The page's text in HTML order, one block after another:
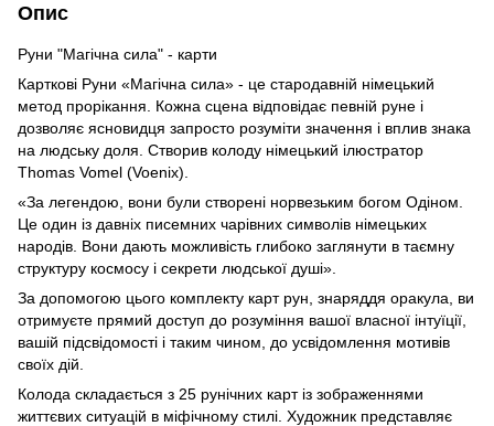
Опис
Руни "Магічна сила" - карти
Карткові Руни «Магічна сила» - це стародавній німецький
метод прорікання. Кожна сцена відповідає певній руне і
дозволяє ясновидця запросто розуміти значення і вплив знака
на людську доля. Створив колоду німецький ілюстратор
Thomas Vomel (Voenix).
«За легендою, вони були створені норвезьким богом Одіном.
Це один із давніх писемних чарівних символів німецьких
народів. Вони дають можливість глибоко заглянути в таємну
структуру космосу і секрети людської душі».
За допомогою цього комплекту карт рун, знаряддя оракула, ви
отримуєте прямий доступ до розуміння вашої власної інтуїції,
вашій підсвідомості і таким чином, до усвідомлення мотивів
своїх дій.
Колода складається з 25 рунічних карт із зображеннями
життєвих ситуацій в міфічному стилі. Художник представляє